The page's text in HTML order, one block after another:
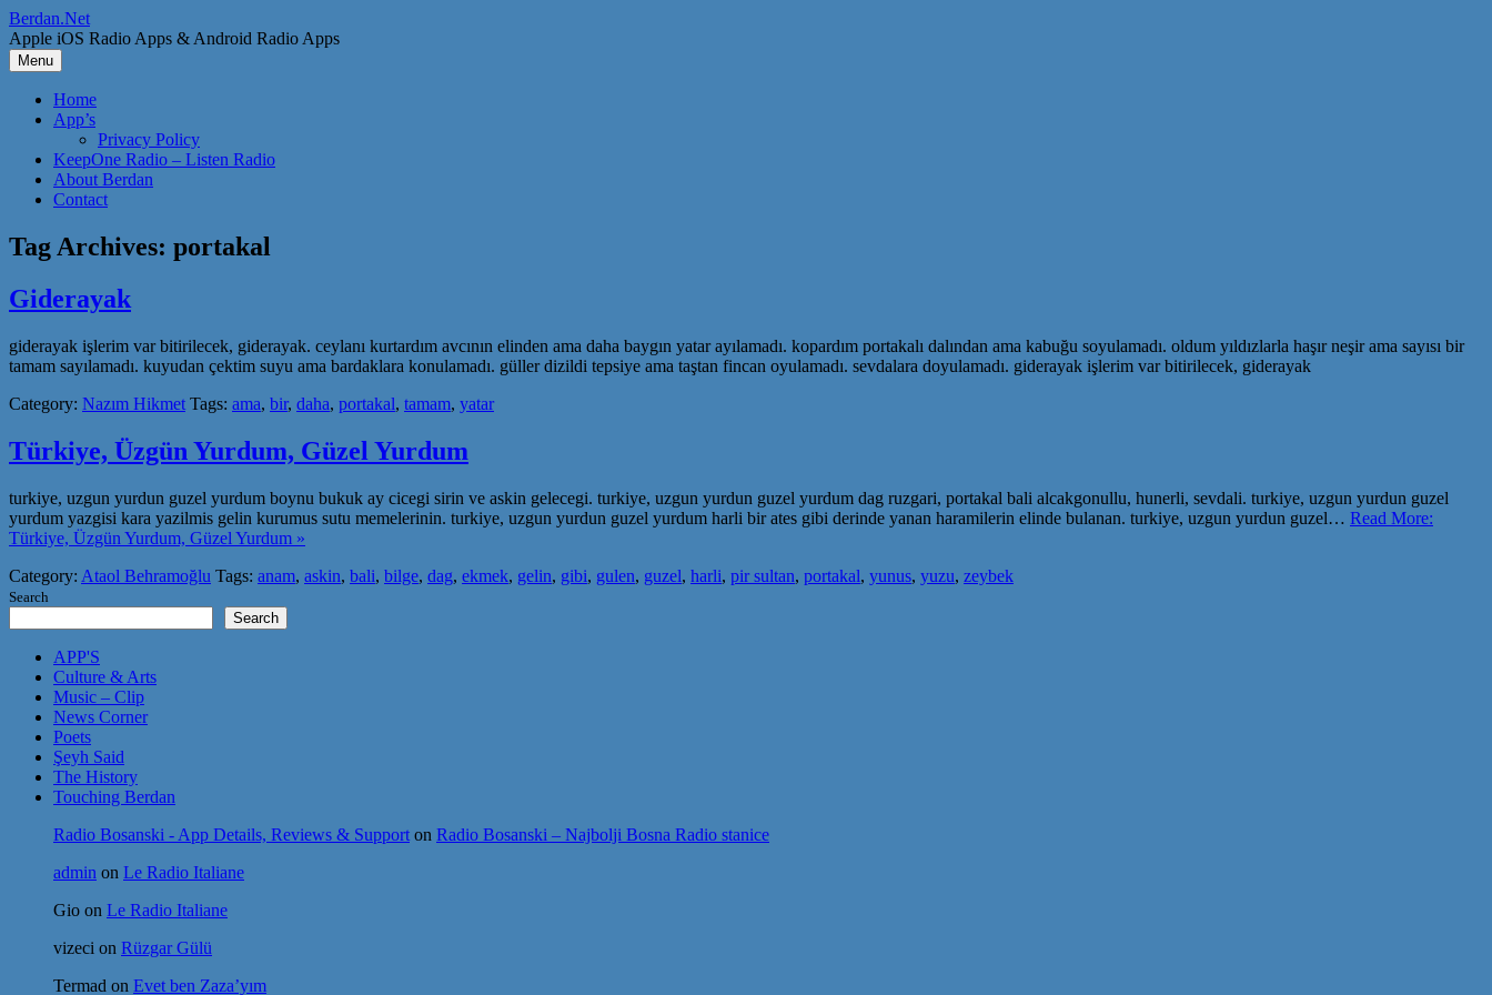
Skip
to
content
Berdan.Net
Apple iOS Radio Apps & Android Radio Apps
Menu
Home
App’s
Privacy Policy
KeepOne Radio – Listen Radio
About Berdan
Contact
Tag Archives: portakal
Giderayak
giderayak işlerim var bitirilecek, giderayak. ceylanı kurtardım avcının elinden ama daha baygın yatar ayılamadı. kopardım portakalı dalından ama kabuğu soyulamadı. oldum yıldızlarla haşır neşir ama sayısı bir
tamam sayılamadı. kuyudan çektim suyu ama bardaklara konulamadı. güller dizildi tepsiye ama taştan fincan oyulamadı. sevdalara doyulamadı. giderayak işlerim var bitirilecek, giderayak
Category: Nazım Hikmet Tags: ama, bir, daha, portakal, tamam, yatar
Türkiye, Üzgün Yurdum, Güzel Yurdum
turkiye, uzgun yurdun guzel yurdum boynu bukuk ay cicegi sirin ve askin gelecegi. turkiye, uzgun yurdun guzel yurdum dag ruzgari, portakal bali alcakgonullu, hunerli, sevdali. turkiye, uzgun yurdun guzel
yurdum yazgisi kara yazilmis gelin kurumus sutu memelerinin. turkiye, uzgun yurdun guzel yurdum harli bir ates gibi derinde yanan haramilerin elinde bulanan. turkiye, uzgun yurdun guzel… Read More:
Türkiye, Üzgün Yurdum, Güzel Yurdum »
Category: Ataol Behramoğlu Tags: anam, askin, bali, bilge, dag, ekmek, gelin, gibi, gulen, guzel, harli, pir sultan, portakal, yunus, yuzu, zeybek
Search
Search
APP'S
Culture & Arts
Music – Clip
News Corner
Poets
Şeyh Said
The History
Touching Berdan
Radio Bosanski - App Details, Reviews & Support on Radio Bosanski – Najbolji Bosna Radio stanice
admin on Le Radio Italiane
Gio on Le Radio Italiane
vizeci on Rüzgar Gülü
Termad on Evet ben Zaza’yım